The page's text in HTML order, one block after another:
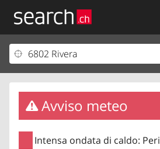
Avviso meteo
Intensa ondata di caldo:
Il vostro profolio
Area clienti
Informazioni Legali